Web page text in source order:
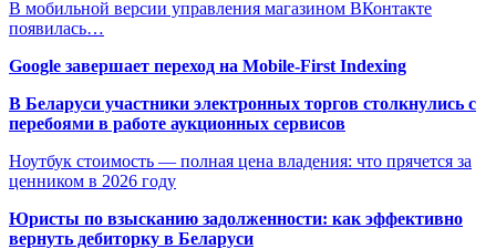
В мобильной версии управления магазином ВКонтакте
появилась…
Google завершает переход на Mobile-First Indexing
В Беларуси участники электронных торгов столкнулись с
перебоями в работе аукционных сервисов
Ноутбук стоимость — полная цена владения: что прячется за
ценником в 2026 году
Юристы по взысканию задолженности: как эффективно
вернуть дебиторку в Беларуси